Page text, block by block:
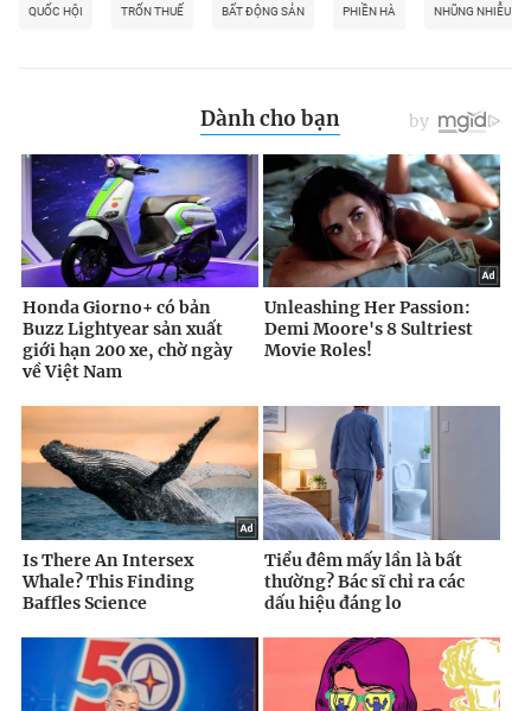
QUỐC HỘI TRỐN THUẾ BẤT ĐỘNG SẢN PHIỀN HÀ NHŨNG NHIỄU